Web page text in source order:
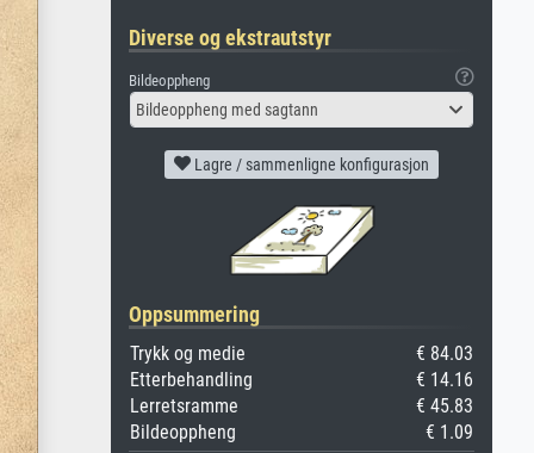
Diverse og ekstrautstyr
Bildeoppheng
Bildeoppheng med sagtann
Lagre / sammenligne konfigurasjon
Oppsummering
Trykk og medie
€ 84.03
Etterbehandling
€ 14.16
Lerretsramme
€ 45.83
Bildeoppheng
€ 1.09